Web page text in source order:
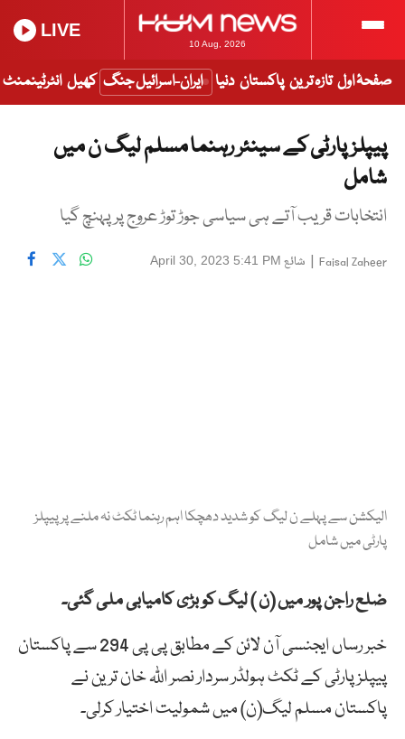
10 Aug, 2026
LIVE
صفحۂ اول تازہ ترین پاکستان دنیا ایران-اسرائیل جنگ کھیل انٹرٹینمنٹ
پیپلزپارٹی کے سینئر رہنما مسلم لیگ ن میں
شامل
انتخابات قریب آتے ہی سیاسی جوڑ توڑ عروج پر پہنچ گیا
Faisal Zaheer
| شائع April 30, 2023 5:41 PM
الیکشن سے پہلے ن لیگ کو شدید دھچکا اہم رہنما ٹکٹ نہ ملنے پر پیپلز
پارٹی میں شامل
ضلع راجن پور میں (ن ) لیگ کو بڑی کامیابی ملی گئی۔
خبر رساں ایجنسی آن لائن کے مطابق پی پی 294 سے پاکستان
پیپلز پارٹی کے ٹکٹ ہولڈر سردار نصر اللّٰہ خان ترین نے
پاکستان مسلم لیگ(ن) میں شمولیت اختیار کرلی۔